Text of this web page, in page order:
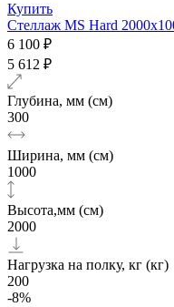
Купить
Стеллаж MS Hard
6 100 ₽
5 612 ₽
Глубина, мм (см)
300
Ширина, мм (см)
1000
Высота,мм (см)
2000
Нагрузка на полку, кг (кг)
200
-8%